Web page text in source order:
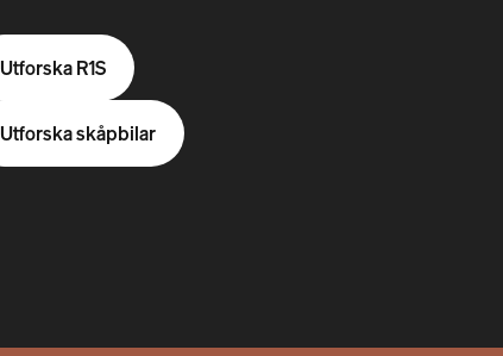
Utforska R1S
Utforska skåpbilar